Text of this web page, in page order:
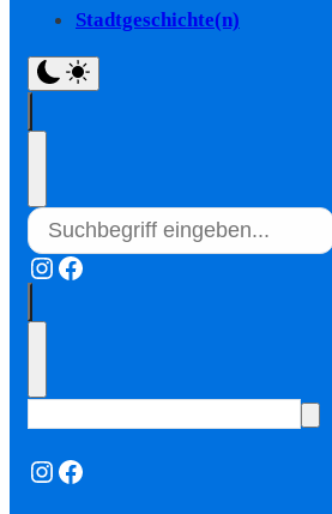
Stadtgeschichte(n)
Instagram
Facebook
Instagram
Facebook